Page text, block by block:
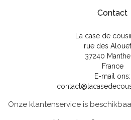
Contact
La case de
rue des
37240
France
E-mail ons:
Onze klantenservice is